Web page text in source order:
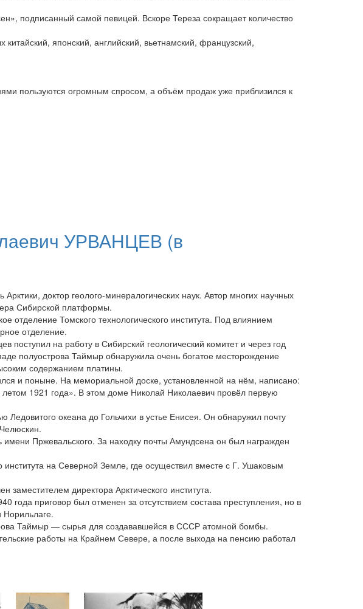
подписанный самой певицей. Вскоре Тереза сокращает количество
японский, английский, вьетнамский, французский,
пользуются огромным спросом, а объём продаж уже приблизился к
УРВАНЦЕВ (в
доктор геолого-минералогических наук. Автор многих научных
Сибирской платформы.
отделение Томского технологического института. Под влиянием
отделение.
поступил на работу в Сибирский геологический комитет и через год
полуострова Таймыр обнаружила очень богатое месторождение
содержанием платины.
и поныне. На мемориальной доске, установленной на нём, написано:
1921 года». В этом доме Николай Николаевич провёл первую
океана до Гольчихи в устье Енисея. Он обнаружил почту
Пржевальского. За находку почты Амундсена он был награжден
на Северной Земле, где осуществил вместе с Г. Ушаковым
заместителем директора Арктического института.
года приговор был отменен за отсутствием состава преступления, но в
Норильлаге.
Таймыр — сырья для создававшейся в СССР атомной бомбы.
работы на Крайнем Севере, а после выхода на пенсию работал